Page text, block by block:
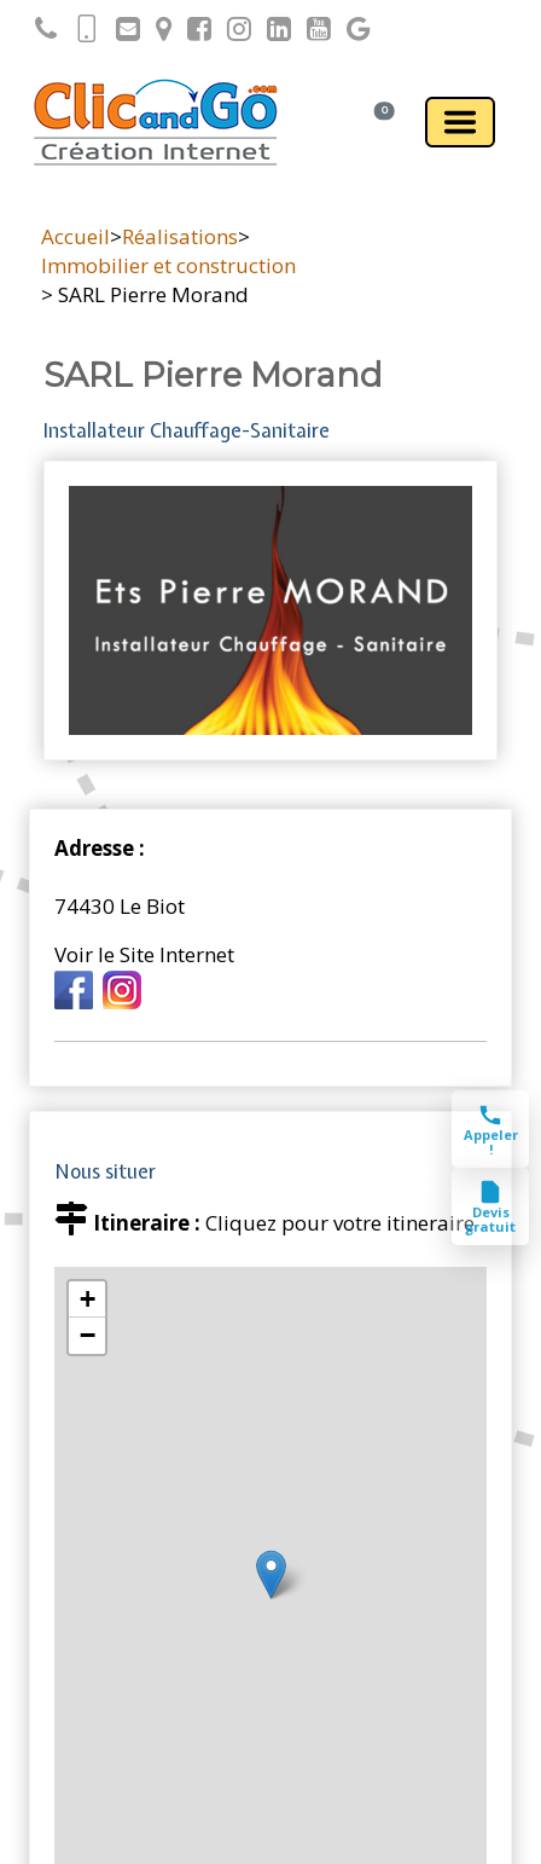
0
Accueil>Réalisations>
Immobilier et construction
> SARL Pierre Morand
SARL Pierre Morand
Installateur Chauffage-Sanitaire
Adresse :
74430 Le Biot
Voir le Site Internet
Nous situer
Itineraire : Cliquez pour votre itineraire
+
−
Appeler
!
Devis
gratuit